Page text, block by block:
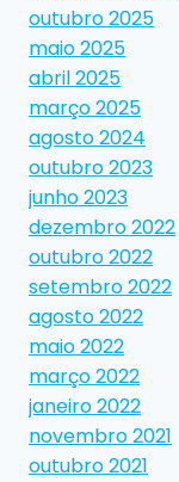
outubro 2025
maio 2025
abril 2025
março 2025
agosto 2024
outubro 2023
junho 2023
dezembro 2022
outubro 2022
setembro 2022
agosto 2022
maio 2022
março 2022
janeiro 2022
novembro 2021
outubro 2021